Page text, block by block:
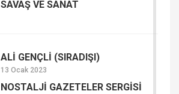
SAVAŞ VE SANAT
ALİ GENÇLİ (SIRADIŞI)
13 Ocak 2023
NOSTALJİ GAZETELER SERGİSİ